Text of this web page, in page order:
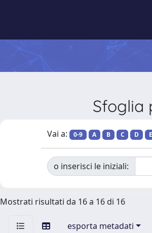
Sfoglia
Vai a: 0-9 A B C D E
o inserisci le iniziali:
Mostrati risultati da 16 a 16 di 16
esporta metadati